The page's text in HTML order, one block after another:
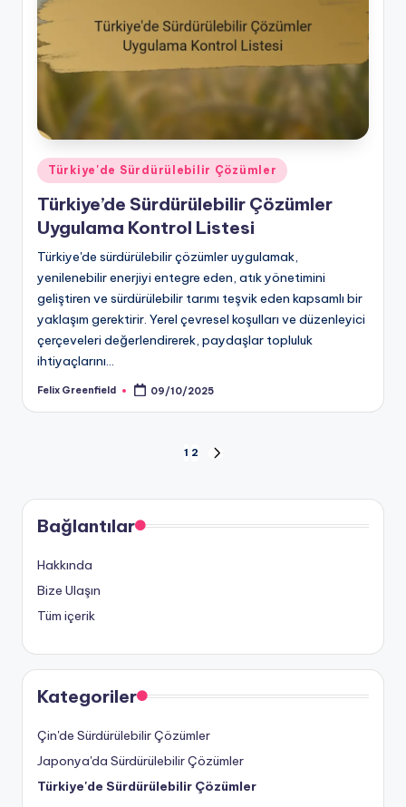
Posted
in
Türkiye'de Sürdürülebilir Çözümler
Türkiye’de Sürdürülebilir Çözümler
Uygulama Kontrol Listesi
Türkiye'de sürdürülebilir çözümler uygulamak,
yenilenebilir enerjiyi entegre eden, atık yönetimini
geliştiren ve sürdürülebilir tarımı teşvik eden kapsamlı bir
yaklaşım gerektirir. Yerel çevresel koşulları ve düzenleyici
çerçeveleri değerlendirerek, paydaşlar topluluk
ihtiyaçlarını…
Posted
Felix Greenfield 09/10/2025
pagination
1 2
Bağlantılar
Hakkında
Bize Ulaşın
Tüm içerik
Kategoriler
Çin'de Sürdürülebilir Çözümler
Japonya'da Sürdürülebilir Çözümler
Türkiye'de Sürdürülebilir Çözümler